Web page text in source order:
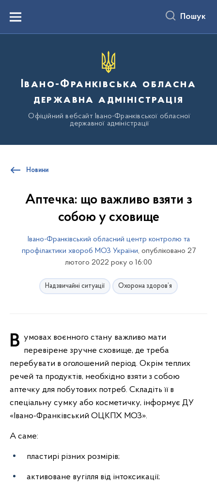
вмістуMenu Пошук
Івано-Франківська обласна
державна адміністрація
Офіційний вебсайт Івано-Франківської обласної
державної адміністрації
Новини
Аптечка: що важливо взяти з
собою у сховище
Івано-Франківський обласний центр контролю та
профілактики хвороб МОЗ України, опубліковано 27
лютого 2022 року о 16:00
Надзвичайні ситуації Охорона здоров’я
В умовах воєнного стану важливо мати перевірене зручне сховище, де треба
перебувати в оголошений період. Окрім теплих
речей та продуктів, необхідно взяти з собою
аптечку для побутових потреб. Складіть її в
спеціальну сумку або косметичку, інформує ДУ
«Івано-Франківський ОЦКПХ МОЗ».
А саме:
пластирі різних розмірів;
активоване вугілля від інтоксикації;